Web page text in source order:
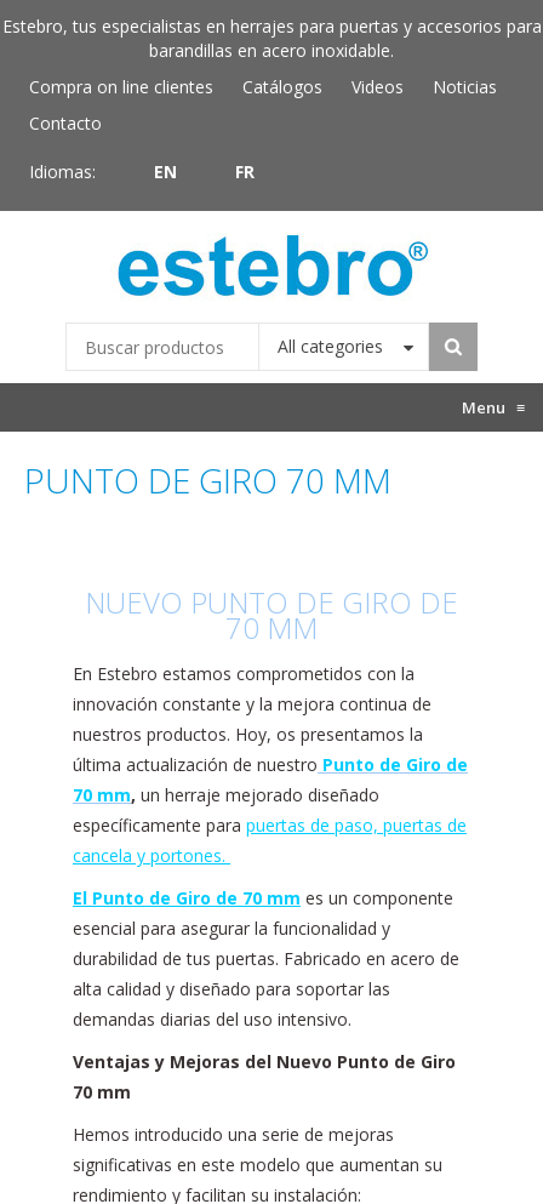
Estebro, tus especialistas en herrajes para puertas y accesorios para
barandillas en acero inoxidable.
Compra on line clientes
Catálogos Videos
Noticias
Contacto
Idiomas: EN FR
All categories
Menu ≡
PUNTO DE GIRO 70 MM
NUEVO PUNTO DE GIRO DE
70 MM
En Estebro estamos comprometidos con la
innovación constante y la mejora continua de
nuestros productos. Hoy, os presentamos la
última actualización de nuestro Punto de Giro de
70 mm, un herraje mejorado diseñado
específicamente para puertas de paso, puertas de
cancela y portones.
El Punto de Giro de 70 mm es un componente
esencial para asegurar la funcionalidad y
durabilidad de tus puertas. Fabricado en acero de
alta calidad y diseñado para soportar las
demandas diarias del uso intensivo.
Ventajas y Mejoras del Nuevo Punto de Giro
70 mm
Hemos introducido una serie de mejoras
significativas en este modelo que aumentan su
rendimiento y facilitan su instalación: